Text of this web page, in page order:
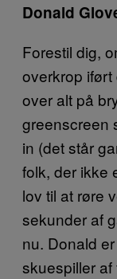
Donald
Forestil dig,
overkrop
over alt på
greenscreen
in (det står
folk, der ikke
lov til at røre
sekunder af
nu. Donald
skuespiller af